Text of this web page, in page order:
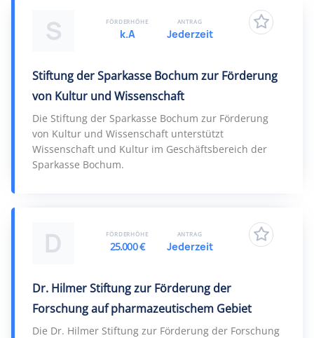
S
Stiftung der Sparkasse Bochum zur Förderung
von Kultur und Wissenschaft
Die Stiftung der Sparkasse Bochum zur Förderung
von Kultur und Wissenschaft unterstützt
Wissenschaft und Kultur im Geschäftsbereich der
Sparkasse Bochum.
FÖRDERHÖHE
k.A
ANTRAG
Jederzeit
D
Dr. Hilmer Stiftung zur Förderung der
Forschung auf pharmazeutischem Gebiet
Die Dr. Hilmer Stiftung zur Förderung der Forschung
FÖRDERHÖHE
25.000 €
ANTRAG
Jederzeit